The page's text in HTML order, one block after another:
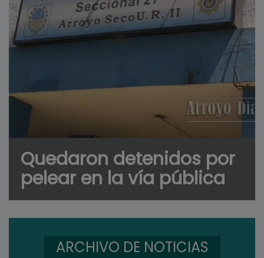
Quedaron detenidos por
pelear en la vía pública
ARCHIVO DE NOTICIAS